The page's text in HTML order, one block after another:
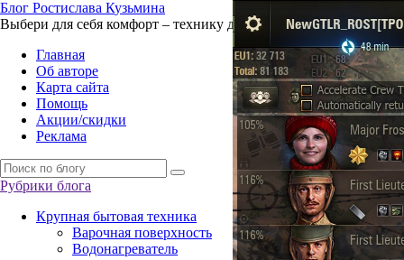
Блог Ростислава Кузьмина
Выбери для себя комфорт – технику для жизни
Главная
Об авторе
Карта сайта
Помощь
Акции/скидки
Реклама
Рубрики блога
Крупная бытовая техника
Варочная поверхность
Водонагреватель